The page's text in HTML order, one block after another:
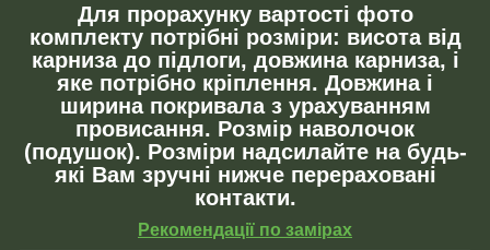
Для прорахунку вартості фото
комплекту потрібні розміри: висота від
карниза до підлоги, довжина карниза, і
яке потрібно кріплення. Довжина і
ширина покривала з урахуванням
провисання. Розмір наволочок
(подушок). Розміри надсилайте на будь-
які Вам зручні нижче перераховані
контакти.
Рекомендації по замірах